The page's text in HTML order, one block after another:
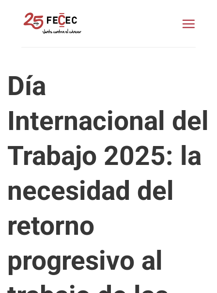
contenido
Día
Internacional del
Trabajo 2025: la
necesidad del
retorno
progresivo al